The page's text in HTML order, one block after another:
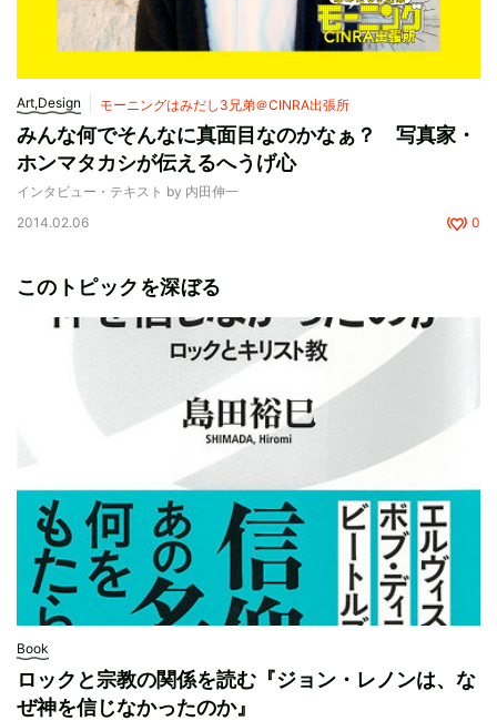
Art,Design モーニングはみだし3兄弟＠CINRA出張所
みんな何でそんなに真面目なのかなぁ？ 写真家・
ホンマタカシが伝えるへうげ心
インタビュー・テキスト by 内田伸一
2014.02.06
0
このトピックを深ぼる
Book
ロックと宗教の関係を読む『ジョン・レノンは、な
ぜ神を信じなかったのか』